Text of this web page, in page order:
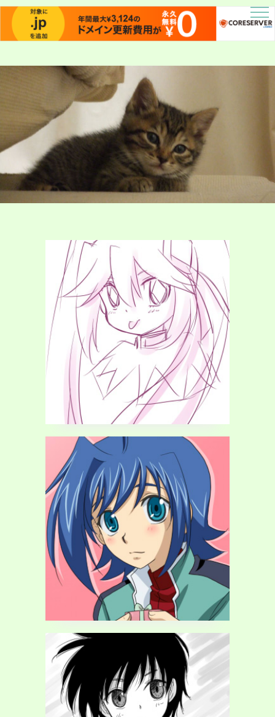
描人某屋落描置場
らくがきとねことしゃしんとだぶん
ジョーカー17話
2015年5月31日
川端輝
二次創作 怪盗ジョーカー
感想
クイーン
怪盗ジョーカー 落描
0527
2015年5月27日
川端輝
ヴァンガード
二次創作
アイチ カードファイト!!ヴァンガ
ード
プレゼント
画像うｐてすと
2015年5月27日
川端輝
創作
解放のテクニック